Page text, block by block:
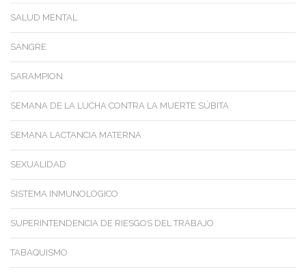
SALUD MENTAL
SANGRE
SARAMPION
SEMANA DE LA LUCHA CONTRA LA MUERTE SÚBITA
SEMANA LACTANCIA MATERNA
SEXUALIDAD
SISTEMA INMUNOLOGICO
SUPERINTENDENCIA DE RIESGOS DEL TRABAJO
TABAQUISMO